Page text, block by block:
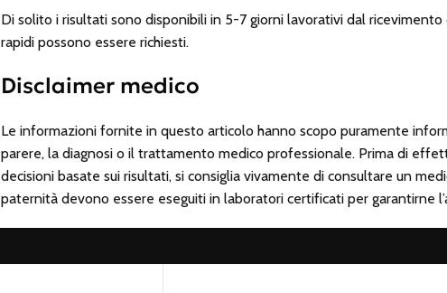
Di solito i risultati sono disponibili in 5-7 giorni lavorativi dal
rapidi possono essere richiesti.
Disclaimer medico
Le informazioni fornite in questo articolo hanno scopo puramente
parere, la diagnosi o il trattamento medico professionale. Prima di
decisioni basate sui risultati, si consiglia vivamente di consultare un
paternità devono essere eseguiti in laboratori certificati per garantirne